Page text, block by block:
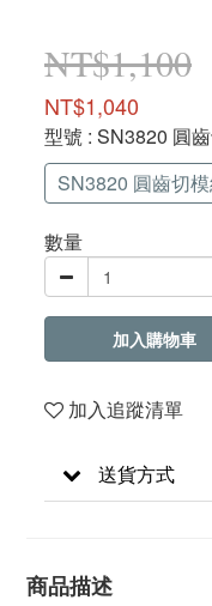
NT$1,100
NT$1,040
型號 : SN3820 圓
SN3820 圓齒切模
數量
加入購物車
加入追蹤清單
送貨方式
商品描述